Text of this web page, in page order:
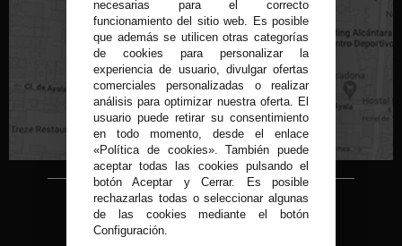
C/ Conde de Peñalver, 22 MADRID
Copyright © 2015-2026
Condor 1935.
necesarias para el correcto
funcionamiento del sitio web. Es posible
que además se utilicen otras categorías
de cookies para personalizar la
experiencia de usuario, divulgar ofertas
comerciales personalizadas o realizar
análisis para optimizar nuestra oferta. El
usuario puede retirar su consentimiento
en todo momento, desde el enlace
«Política de cookies». También puede
aceptar todas las cookies pulsando el
botón Aceptar y Cerrar. Es posible
rechazarlas todas o seleccionar algunas
de las cookies mediante el botón
Configuración.